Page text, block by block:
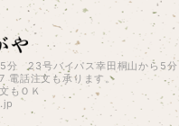
分 23号バイパス幸田桐山から5分
話注文も承ります。
もＯＫ